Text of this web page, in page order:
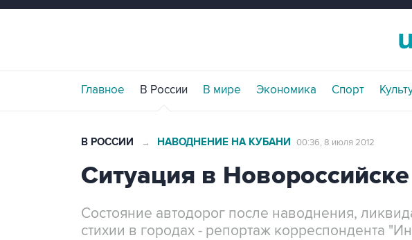
Главное В России В мире Экономика Спорт
В РОССИИ → НАВОДНЕНИЕ НА КУБАНИ 00:36, 8 июля 2012
Ситуация в
Состояние автодорог после наводнения,
стихии в городах - репортаж корреспондента